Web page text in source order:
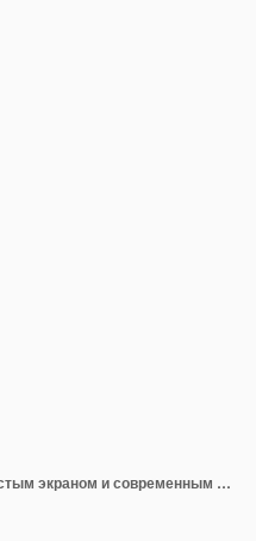
Руки держат смартфон с пустым экраном и современным безрамочным дизайном